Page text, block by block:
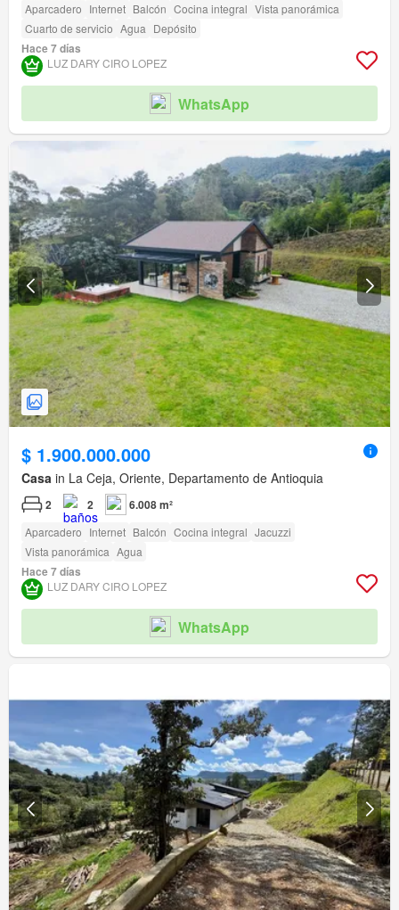
Aparcadero Internet Balcón Cocina integral Vista panorámica
Cuarto de servicio Agua Depósito
Hace 7 días
LUZ DARY CIRO LOPEZ
WhatsApp
$ 1.900.000.000
Casa in La Ceja, Oriente, Departamento de Antioquia
2 2 6.008 m²
Aparcadero Internet Balcón Cocina integral Jacuzzi
Vista panorámica Agua
Hace 7 días
LUZ DARY CIRO LOPEZ
WhatsApp